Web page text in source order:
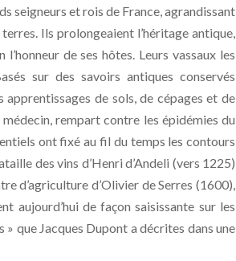
seigneurs et rois de France, agrandissant
Ils prolongeaient l’héritage antique,
de ses hôtes. Leurs vassaux les
sur des savoirs antiques conservés
de sols, de cépages et de
rempart contre les épidémies du
ont fixé au fil du temps les contours
des vins d’Henri d’Andeli (vers 1225)
d’agriculture d’Olivier de Serres (1600),
aujourd’hui de façon saisissante sur les
que Jacques Dupont a décrites dans une